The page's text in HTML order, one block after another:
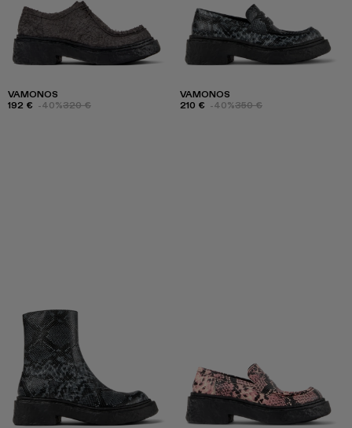
VAMONOS
192 € -40%320 €
VAMONOS
210 € -40%350 €